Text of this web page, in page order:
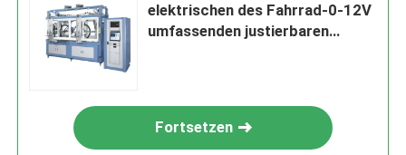
elektrischen des Fahrrad-0-12V
umfassenden justierbaren
Fortsetzen